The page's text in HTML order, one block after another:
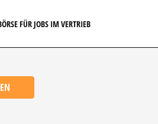
FÜR JOBS IM VERTRIEB